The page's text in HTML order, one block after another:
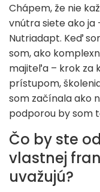
Chápem, že nie
vnútra siete ako ja
Nutriadapt. Keď
som, ako
majiteľa – krok za
prístupom,
som začínala ako
podporou by som
Čo by ste
vlastnej
uvažujú?